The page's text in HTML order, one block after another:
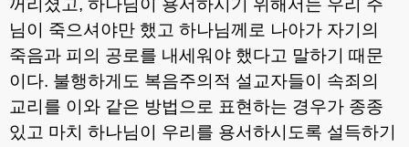
꺼리셨고, 하나님이 용서하시기 위해서는 우리 주
님이 죽으셔야만 했고 하나님께로 나아가 자기의
죽음과 피의 공로를 내세워야 했다고 말하기 때문
이다. 불행하게도 복음주의적 설교자들이 속죄의
교리를 이와 같은 방법으로 표현하는 경우가 종종
있고 마치 하나님이 우리를 용서하시도록 설득하기